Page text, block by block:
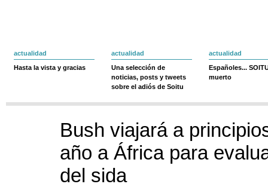
actualidad
Hasta la vista y gracias
actualidad
Una selección de
noticias, posts y tweets
sobre el adiós de Soitu
actualidad
Españoles...
muerto
Bush viajará a
año a África para
del sida